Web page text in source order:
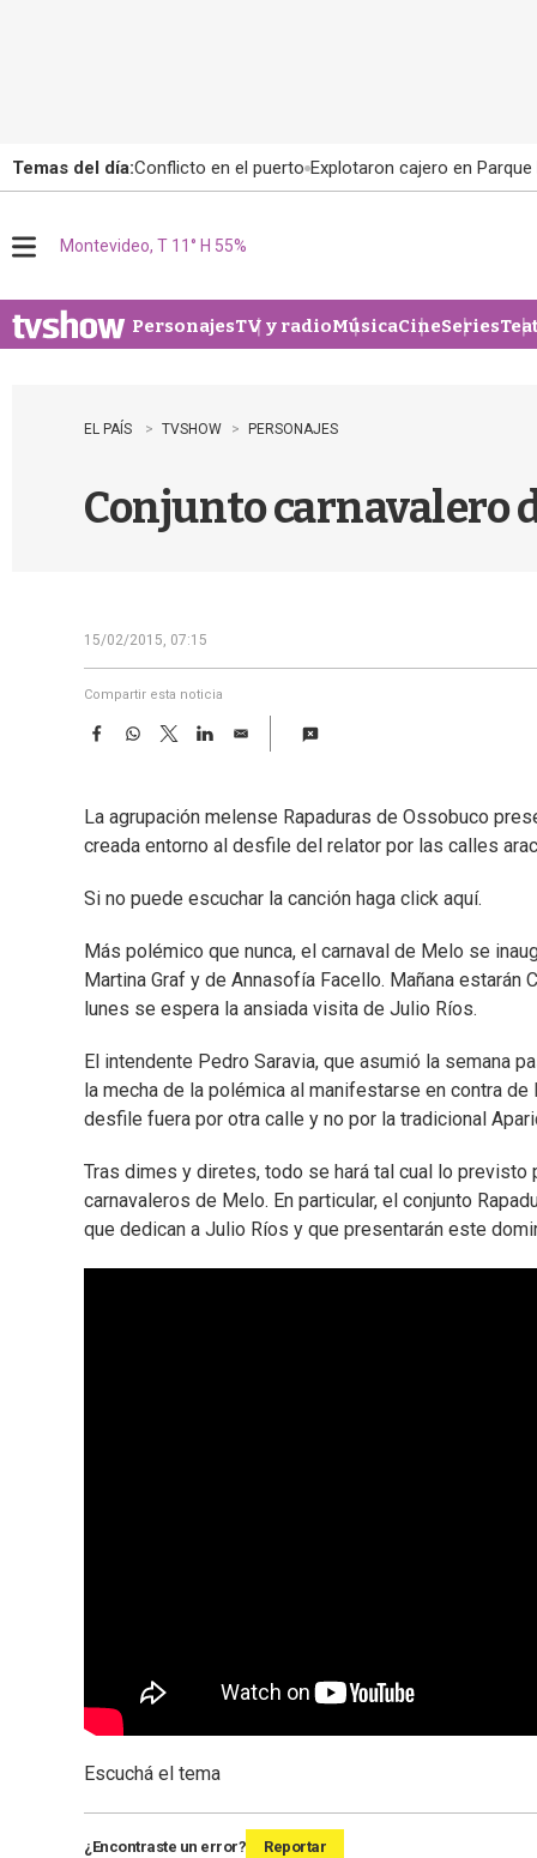
Temas del día:Conflicto en el puerto Explotaron cajero en
u
Montevideo, T 11° H 55%
PersonajesTV y radioMúsicaCineSeries
EL PAÍS TVSHOW PERSONAJES
Conjunto carnavalero
15/02/2015, 07:15
Compartir esta noticia
F
b
o
k
W
s
A
p
T
w
t
e
L
e
d
n
E
l
La agrupación melense Rapaduras de Ossobuco
creada entorno al desfile del relator por las calles
Si no puede escuchar la canción haga click aquí.
Más polémico que nunca, el carnaval de Melo se
Martina Graf y de Annasofía Facello. Mañana estarán
lunes se espera la ansiada visita de Julio Ríos.
El intendente Pedro Saravia, que asumió la semana
la mecha de la polémica al manifestarse en contra
desfile fuera por otra calle y no por la tradicional
Tras dimes y diretes, todo se hará tal cual lo
carnavaleros de Melo. En particular, el conjunto
que dedican a Julio Ríos y que presentarán este
Escuchá el tema
¿Encontraste un error? Reportar